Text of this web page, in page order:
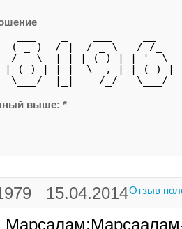
( _ )  / |  / _ \   / /_
/ _ \  | | | (_) | | '_ \
(_) | | |  \__, | | (_) |
\___/  |_|    /_/   \___/
выше: *
15.04.2014Отзыв